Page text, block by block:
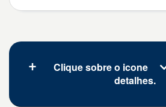
Clique sobre o icone
detalhes.